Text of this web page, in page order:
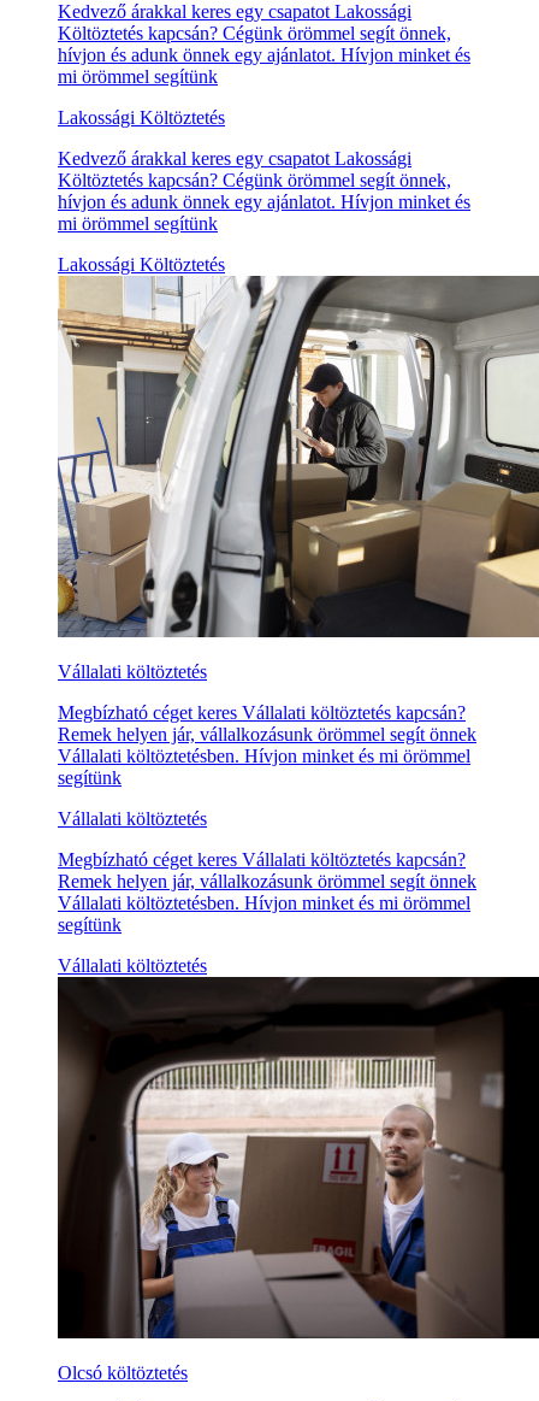
Kedvező árakkal keres egy csapatot Lakossági
Költöztetés kapcsán? Cégünk örömmel segít önnek,
hívjon és adunk önnek egy ajánlatot. Hívjon minket és
mi örömmel segítünk
Lakossági Költöztetés
Kedvező árakkal keres egy csapatot Lakossági
Költöztetés kapcsán? Cégünk örömmel segít önnek,
hívjon és adunk önnek egy ajánlatot. Hívjon minket és
mi örömmel segítünk
Lakossági Költöztetés
Vállalati költöztetés
Megbízható céget keres Vállalati költöztetés kapcsán?
Remek helyen jár, vállalkozásunk örömmel segít önnek
Vállalati költöztetésben. Hívjon minket és mi örömmel
segítünk
Vállalati költöztetés
Megbízható céget keres Vállalati költöztetés kapcsán?
Remek helyen jár, vállalkozásunk örömmel segít önnek
Vállalati költöztetésben. Hívjon minket és mi örömmel
segítünk
Vállalati költöztetés
Olcsó költöztetés